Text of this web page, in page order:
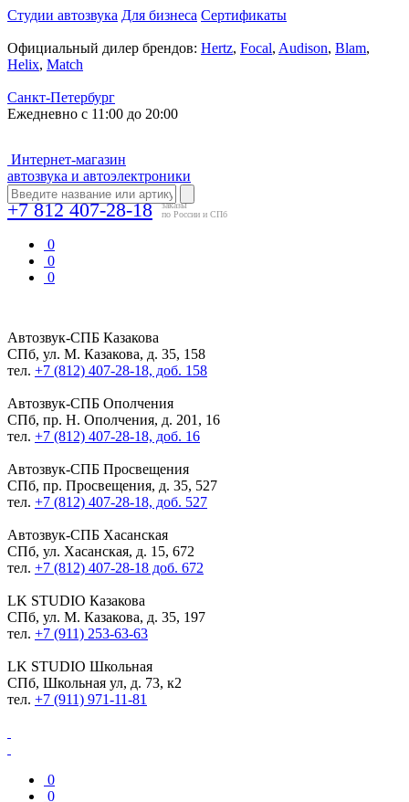
Студии автозвука Для бизнеса Сертификаты
Официальный дилер брендов: Hertz, Focal, Audison, Blam,
Helix, Match
Санкт-Петербург
Ежедневно с 11:00 до 20:00
Интернет-магазин
автозвука и автоэлектроники
+7 812 407-28-18
заказы
по России и СПб
0
0
0
Автозвук-СПБ Казакова
СПб, ул. М. Казакова, д. 35, 158
тел. +7 (812) 407-28-18, доб. 158
Автозвук-СПБ Ополчения
СПб, пр. Н. Ополчения, д. 201, 16
тел. +7 (812) 407-28-18, доб. 16
Автозвук-СПБ Просвещения
СПб, пр. Просвещения, д. 35, 527
тел. +7 (812) 407-28-18, доб. 527
Автозвук-СПБ Хасанская
СПб, ул. Хасанская, д. 15, 672
тел. +7 (812) 407-28-18 доб. 672
LK STUDIO Казакова
СПб, ул. М. Казакова, д. 35, 197
тел. +7 (911) 253-63-63
LK STUDIO Школьная
СПб, Школьная ул, д. 73, к2
тел. +7 (911) 971-11-81
0
0